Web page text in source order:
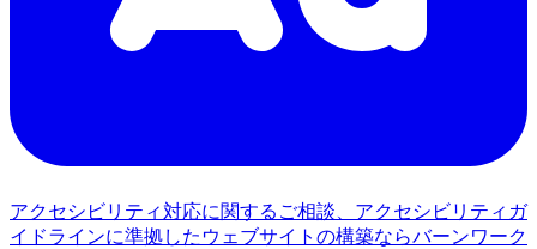
アクセシビリティ対応に関するご相談、アクセシビリティガ
イドラインに準拠したウェブサイトの構築ならバーンワーク